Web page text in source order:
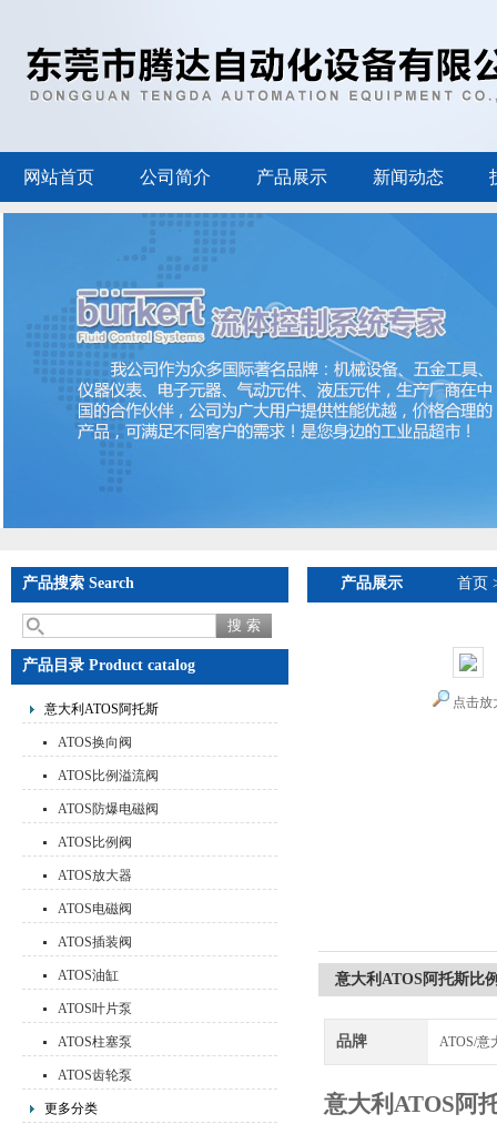
网站首页 公司简介 产品展示 新闻动态
产品搜索 Search
产品目录 Product catalog
意大利ATOS阿托斯
ATOS换向阀
ATOS比例溢流阀
ATOS防爆电磁阀
ATOS比例阀
ATOS放大器
ATOS电磁阀
ATOS插装阀
ATOS油缸
ATOS叶片泵
ATOS柱塞泵
ATOS齿轮泵
更多分类
产品展示 首页
点击放
意大利ATOS阿托斯比
品牌 ATOS/意
意大利ATOS阿